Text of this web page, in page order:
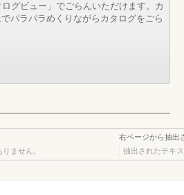
グビュー」でごらんいただけます。カ
パラパラめくりながらカタログをごら
ません。
右ページから抽出
抽出されたテキ